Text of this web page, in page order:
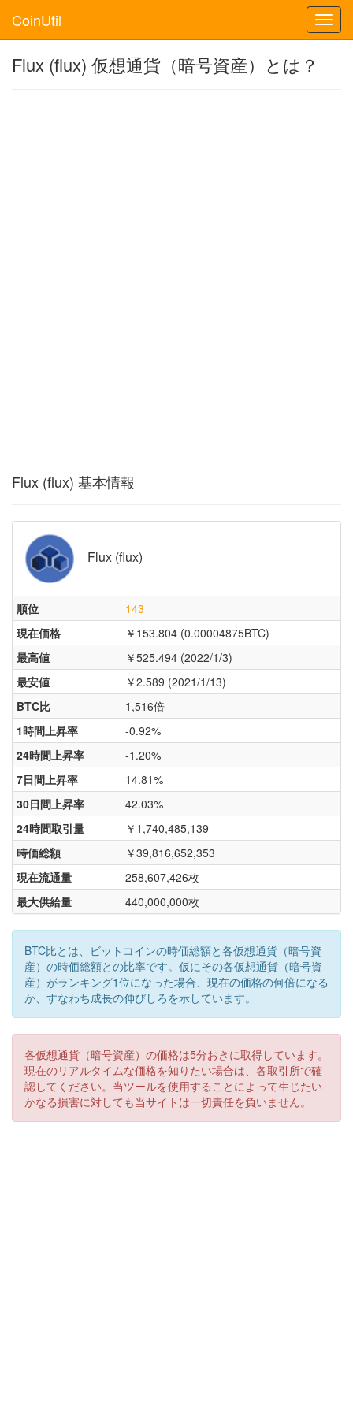
CoinUtil
Flux (flux) 仮想通貨（暗号資産）とは？
Flux (flux) 基本情報
Flux (flux)
順位
143
現在価格
￥153.804 (0.00004875BTC)
最高値
￥525.494 (2022/1/3)
最安値
￥2.589 (2021/1/13)
BTC比
1,516倍
1時間上昇率
-0.92%
24時間上昇率
-1.20%
7日間上昇率
14.81%
30日間上昇率
42.03%
24時間取引量
￥1,740,485,139
時価総額
￥39,816,652,353
現在流通量
258,607,426枚
最大供給量
440,000,000枚
BTC比とは、ビットコインの時価総額と各仮想通貨（暗号資
産）の時価総額との比率です。仮にその各仮想通貨（暗号資
産）がランキング1位になった場合、現在の価格の何倍になる
か、すなわち成長の伸びしろを示しています。
各仮想通貨（暗号資産）の価格は5分おきに取得しています。
現在のリアルタイムな価格を知りたい場合は、各取引所で確
認してください。当ツールを使用することによって生じたい
かなる損害に対しても当サイトは一切責任を負いません。